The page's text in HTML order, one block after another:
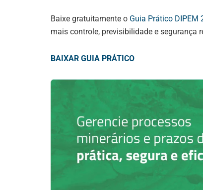
Baixe gratuitamente o Guia Prático DIPEM
mais controle, previsibilidade e segurança
BAIXAR GUIA PRÁTICO